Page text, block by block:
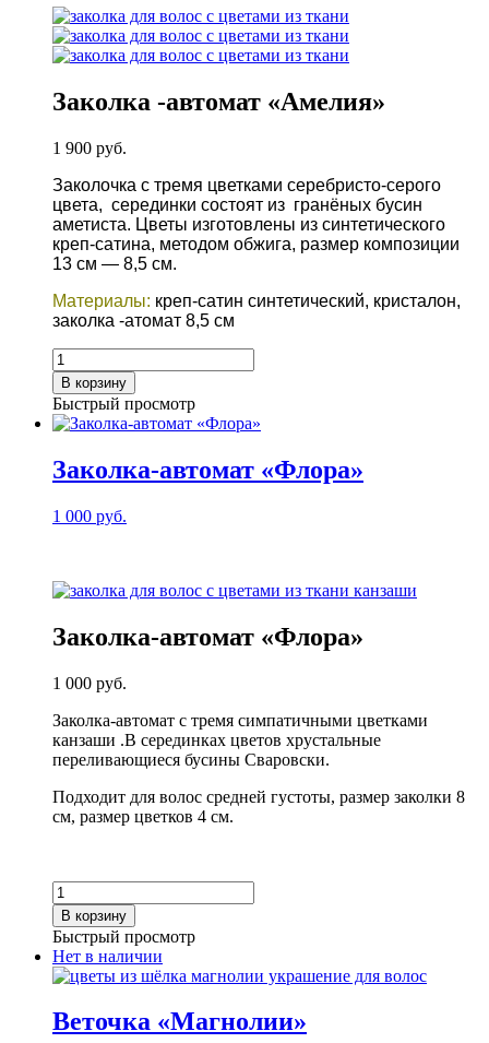
Заколка -автомат «Амелия»
1 900 руб.
Заколочка с тремя цветками серебристо-серого
цвета, серединки состоят из гранёных бусин
аметиста. Цветы изготовлены из синтетического
креп-сатина, методом обжига, размер композиции
13 см — 8,5 см.
Материалы: креп-сатин синтетический, кристалон,
заколка -атомат 8,5 см
Количество
товара
Заколка
-автомат
"Амелия"
В корзину
Быстрый просмотр
Заколка-автомат «Флора»
1 000 руб.
Заколка-автомат «Флора»
1 000 руб.
Заколка-автомат с тремя симпатичными цветками
канзаши .В серединках цветов хрустальные
переливающиеся бусины Сваровски.
Подходит для волос средней густоты, размер заколки 8
см, размер цветков 4 см.
Количество
товара
Заколка-
автомат
«Флора»
В корзину
Быстрый просмотр
Нет в наличии
Веточка «Магнолии»